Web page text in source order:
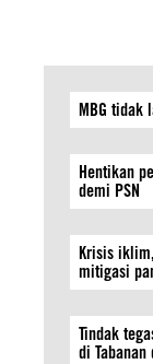
MBG tidak
Hentikan
demi PSN
Krisis
mitigasi
Tindak
di